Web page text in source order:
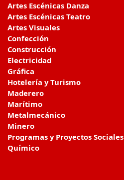
Artes Escénicas Danza
Artes Escénicas Teatro
Artes Visuales
Confección
Construcción
Electricidad
Gráfica
Hotelería y Turismo
Maderero
Marítimo
Metalmecánico
Minero
Programas y Proyectos Sociales
Químico